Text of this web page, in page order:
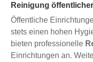
Reinigung
Öffentliche
stets einen hohen
bieten professionelle
Einrichtungen an.